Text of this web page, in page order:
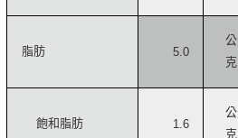
脂肪 5.0
公
克
飽和脂肪 1.6
公
克